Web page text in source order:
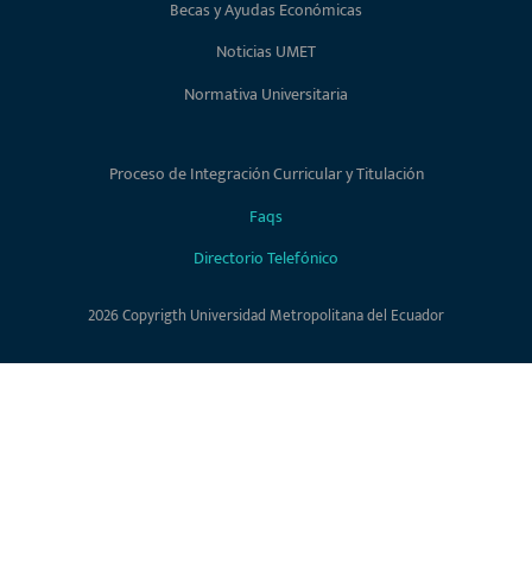
Becas y Ayudas Económicas
Noticias UMET
Normativa Universitaria
Proceso de Integración Curricular y Titulación
Faqs
Directorio Telefónico
2026 Copyrigth Universidad Metropolitana del Ecuador